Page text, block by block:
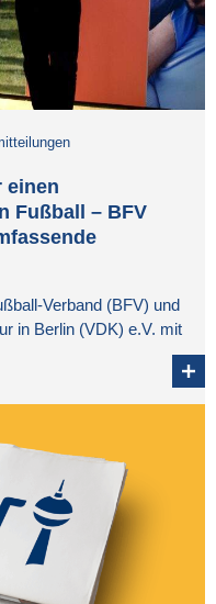
einen
Fußball – BFV
Verband (BFV) und
in Berlin (VDK) e.V. mit